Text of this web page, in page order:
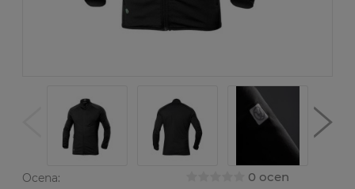
Ocena: 0 ocen